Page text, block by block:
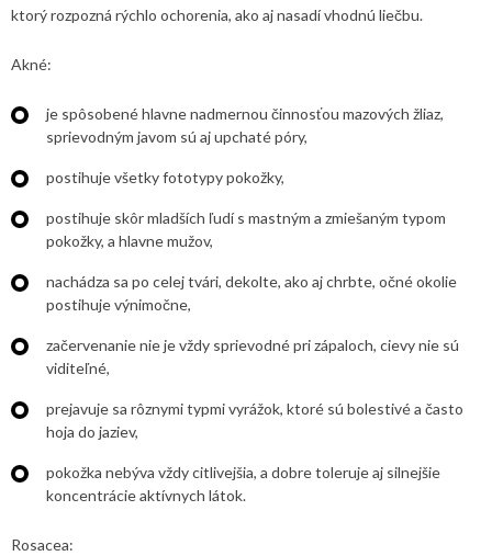
ktorý rozpozná rýchlo ochorenia, ako aj nasadí vhodnú liečbu.
Akné:
je spôsobené hlavne nadmernou činnosťou mazových žliaz,
sprievodným javom sú aj upchaté póry,
postihuje všetky fototypy pokožky,
postihuje skôr mladších ľudí s mastným a zmiešaným typom
pokožky, a hlavne mužov,
nachádza sa po celej tvári, dekolte, ako aj chrbte, očné okolie
postihuje výnimočne,
začervenanie nie je vždy sprievodné pri zápaloch, cievy nie sú
viditeľné,
prejavuje sa rôznymi typmi vyrážok, ktoré sú bolestivé a často
hoja do jaziev,
pokožka nebýva vždy citlivejšia, a dobre toleruje aj silnejšie
koncentrácie aktívnych látok.
Rosacea: